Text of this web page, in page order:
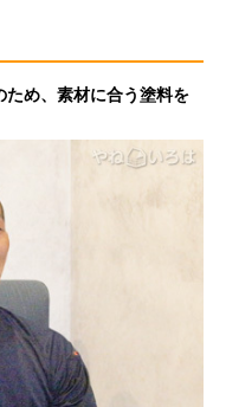
ため、素材に合う塗料を